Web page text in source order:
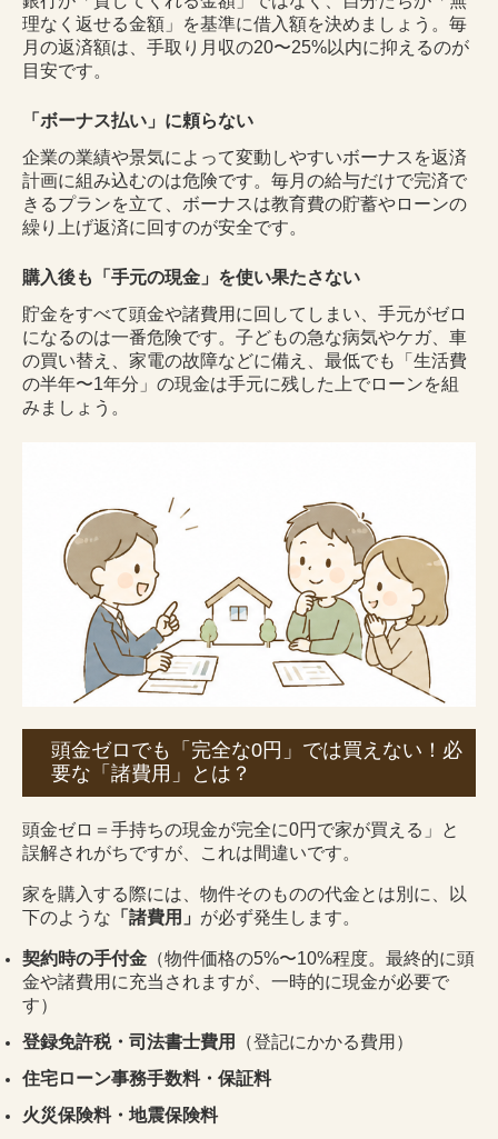
理なく返せる金額」を基準に借入額を決めましょう。毎
月の返済額は、手取り月収の20〜25%以内に抑えるのが
目安です。
「ボーナス払い」に頼らない
企業の業績や景気によって変動しやすいボーナスを返済
計画に組み込むのは危険です。毎月の給与だけで完済で
きるプランを立て、ボーナスは教育費の貯蓄やローンの
繰り上げ返済に回すのが安全です。
購入後も「手元の現金」を使い果たさない
貯金をすべて頭金や諸費用に回してしまい、手元がゼロ
になるのは一番危険です。子どもの急な病気やケガ、車
の買い替え、家電の故障などに備え、最低でも「生活費
の半年〜1年分」の現金は手元に残した上でローンを組
みましょう。
頭金ゼロでも「完全な0円」では買えない！必
要な「諸費用」とは？
頭金ゼロ＝手持ちの現金が完全に0円で家が買える」と
誤解されがちですが、これは間違いです。
家を購入する際には、物件そのものの代金とは別に、以
下のような 「諸費用」 が必ず発生します。
契約時の手付金 （物件価格の5%〜10%程度。最終的に頭
金や諸費用に充当されますが、一時的に現金が必要で
す）
登録免許税・司法書士費用
（登記にかかる費用）
住宅ローン事務手数料・保証料
火災保険料・地震保険料